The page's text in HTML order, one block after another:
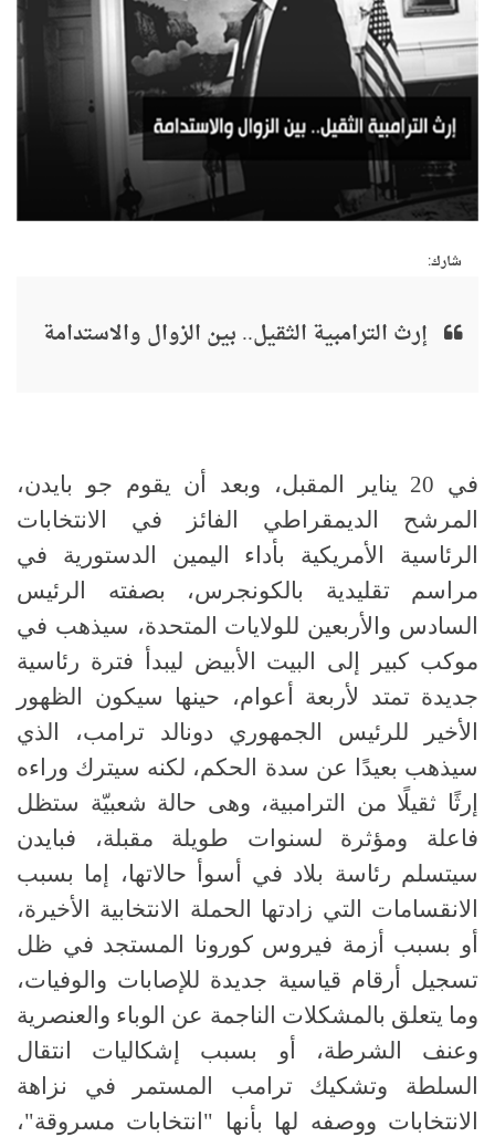
شارك:
إرث الترامبية الثقيل.. بين الزوال والاستدامة
في 20 يناير المقبل، وبعد أن يقوم جو بايدن،
المرشح الديمقراطي الفائز في الانتخابات
الرئاسية الأمريكية بأداء اليمين الدستورية في
مراسم تقليدية بالكونجرس، بصفته الرئيس
السادس والأربعين للولايات المتحدة، سيذهب في
موكب كبير إلى البيت الأبيض ليبدأ فترة رئاسية
جديدة تمتد لأربعة أعوام، حينها سيكون الظهور
الأخير للرئيس الجمهوري دونالد ترامب، الذي
سيذهب بعيدًا عن سدة الحكم، لكنه سيترك وراءه
إرثًا ثقيلًا من الترامبية، وهى حالة شعبيّة ستظل
فاعلة ومؤثرة لسنوات طويلة مقبلة، فبايدن
سيتسلم رئاسة بلاد في أسوأ حالاتها، إما بسبب
الانقسامات التي زادتها الحملة الانتخابية الأخيرة،
أو بسبب أزمة فيروس كورونا المستجد في ظل
تسجيل أرقام قياسية جديدة للإصابات والوفيات،
وما يتعلق بالمشكلات الناجمة عن الوباء والعنصرية
وعنف الشرطة، أو بسبب إشكاليات انتقال
السلطة وتشكيك ترامب المستمر في نزاهة
الانتخابات ووصفه لها بأنها "انتخابات مسروقة"،